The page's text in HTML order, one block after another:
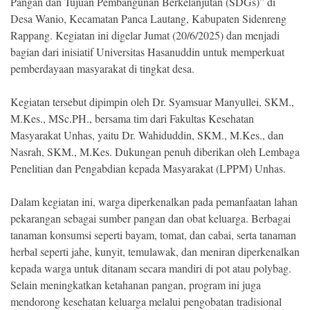
Indonesia
.
Right
Reserve
Desa Wanio, Kecamatan Panca Lautang, Kabupaten Sidenreng
Rappang. Kegiatan ini digelar Jumat (20/6/2025) dan menjadi
bagian dari inisiatif Universitas Hasanuddin untuk memperkuat
pemberdayaan masyarakat di tingkat desa.
Kegiatan tersebut dipimpin oleh Dr. Syamsuar Manyullei, SKM.,
M.Kes., MSc.PH., bersama tim dari Fakultas Kesehatan
Masyarakat Unhas, yaitu Dr. Wahiduddin, SKM., M.Kes., dan
Nasrah, SKM., M.Kes. Dukungan penuh diberikan oleh Lembaga
Penelitian dan Pengabdian kepada Masyarakat (LPPM) Unhas.
Dalam kegiatan ini, warga diperkenalkan pada pemanfaatan lahan
pekarangan sebagai sumber pangan dan obat keluarga. Berbagai
tanaman konsumsi seperti bayam, tomat, dan cabai, serta tanaman
herbal seperti jahe, kunyit, temulawak, dan meniran diperkenalkan
kepada warga untuk ditanam secara mandiri di pot atau polybag.
Selain meningkatkan ketahanan pangan, program ini juga
mendorong kesehatan keluarga melalui pengobatan tradisional